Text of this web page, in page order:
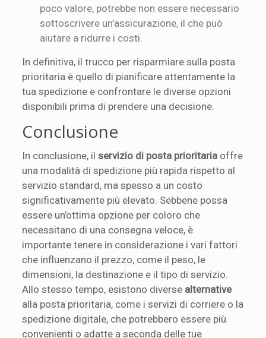
poco valore, potrebbe non essere necessario
sottoscrivere un’assicurazione, il che può
aiutare a ridurre i costi.
In definitiva, il trucco per risparmiare sulla posta
prioritaria è quello di pianificare attentamente la
tua spedizione e confrontare le diverse opzioni
disponibili prima di prendere una decisione.
Conclusione
In conclusione, ilservizio di posta prioritaria offre
una modalità di spedizione più rapida rispetto al
servizio standard, ma spesso a un costo
significativamente più elevato. Sebbene possa
essere un’ottima opzione per coloro che
necessitano di una consegna veloce, è
importante tenere in considerazione i vari fattori
che influenzano il prezzo, come il peso, le
dimensioni, la destinazione e il tipo di servizio.
Allo stesso tempo, esistono diverse alternative
alla posta prioritaria, come i servizi di corriere o la
spedizione digitale, che potrebbero essere più
convenienti o adatte a seconda delle tue